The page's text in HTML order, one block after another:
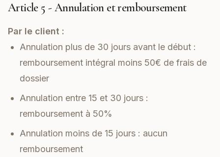
Article 5 - Annulation et remboursement
Par le client :
Annulation plus de 30 jours avant le début :
remboursement intégral moins 50€ de frais de
dossier
Annulation entre 15 et 30 jours :
remboursement à 50%
Annulation moins de 15 jours : aucun
remboursement